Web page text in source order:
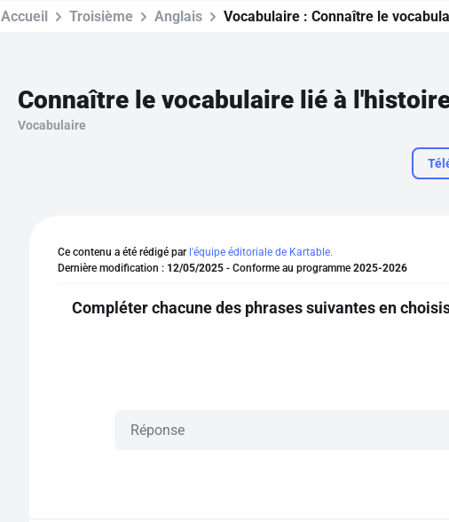
Accueil Troisième Anglais Vocabulaire : Connaître le
Vocabulaire
Ce contenu a été rédigé par l'équipe éditoriale de Kartable.
Dernière modification : 12/05/2025 - Conforme au programme 2025-2026
Compléter chacune des phrases suivantes en